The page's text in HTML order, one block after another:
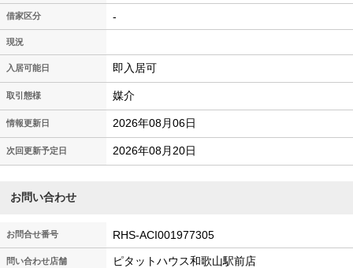
借家区分 -
現況
入居可能日 即入居可
取引態様 媒介
情報更新日 2026年08月06日
次回更新予定日 2026年08月20日
お問い合わせ
お問合せ番号 RHS-ACI001977305
問い合わせ店舗 ピタットハウス和歌山駅前店